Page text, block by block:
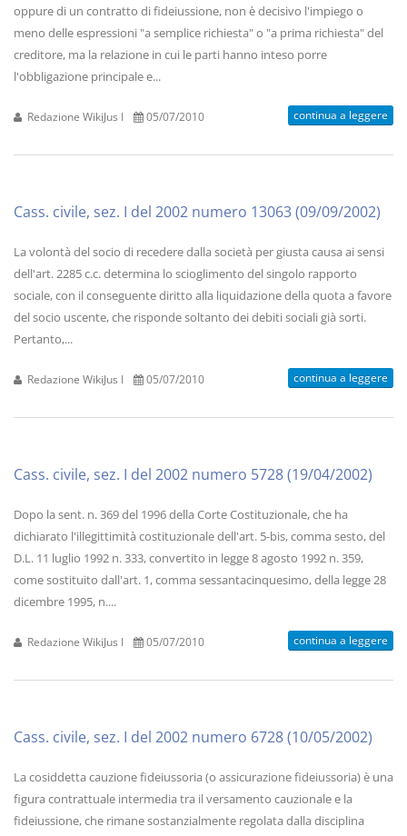
oppure di un contratto di fideiussione, non è decisivo l'impiego o
meno delle espressioni "a semplice richiesta" o "a prima richiesta" del
creditore, ma la relazione in cui le parti hanno inteso porre
l'obbligazione principale e...
Redazione WikiJus I 05/07/2010 continua a leggere
Cass. civile, sez. I del 2002 numero 13063 (09/09/2002)
La volontà del socio di recedere dalla società per giusta causa ai sensi
dell'art. 2285 c.c. determina lo scioglimento del singolo rapporto
sociale, con il conseguente diritto alla liquidazione della quota a favore
del socio uscente, che risponde soltanto dei debiti sociali già sorti.
Pertanto,...
Redazione WikiJus I 05/07/2010 continua a leggere
Cass. civile, sez. I del 2002 numero 5728 (19/04/2002)
Dopo la sent. n. 369 del 1996 della Corte Costituzionale, che ha
dichiarato l'illegittimità costituzionale dell'art. 5-bis, comma sesto, del
D.L. 11 luglio 1992 n. 333, convertito in legge 8 agosto 1992 n. 359,
come sostituito dall'art. 1, comma sessantacinquesimo, della legge 28
dicembre 1995, n....
Redazione WikiJus I 05/07/2010 continua a leggere
Cass. civile, sez. I del 2002 numero 6728 (10/05/2002)
La cosiddetta cauzione fideiussoria (o assicurazione fideiussoria) è una
figura contrattuale intermedia tra il versamento cauzionale e la
fideiussione, che rimane sostanzialmente regolata dalla disciplina